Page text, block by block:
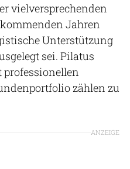
vielversprechenden
Jahren
Unterstützung
sei. Pilatus
professionellen
zählen zu
ANZEIGE